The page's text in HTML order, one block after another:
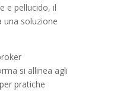
e pellucido, il
una soluzione
si allinea agli
pratiche